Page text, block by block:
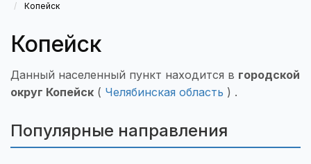
Копейск
Копейск
Данный населенный пункт находится в городской
округ Копейск ( Челябинская область ) .
Популярные направления